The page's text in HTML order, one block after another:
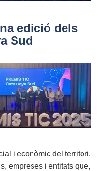
edició dels
Sud
i econòmic del territori.
empreses i entitats que,